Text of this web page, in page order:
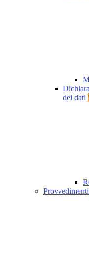
dei dati
Provvedimenti